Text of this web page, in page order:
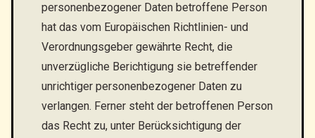
personenbezogener Daten betroffene Person
hat das vom Europäischen Richtlinien- und
Verordnungsgeber gewährte Recht, die
unverzügliche Berichtigung sie betreffender
unrichtiger personenbezogener Daten zu
verlangen. Ferner steht der betroffenen Person
das Recht zu, unter Berücksichtigung der